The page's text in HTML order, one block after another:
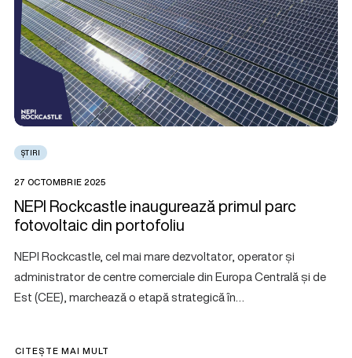
ȘTIRI
27 OCTOMBRIE 2025
NEPI Rockcastle inaugurează primul parc
fotovoltaic din portofoliu
NEPI Rockcastle, cel mai mare dezvoltator, operator și
administrator de centre comerciale din Europa Centrală și de
Est (CEE), marchează o etapă strategică în…
CITEȘTE MAI MULT